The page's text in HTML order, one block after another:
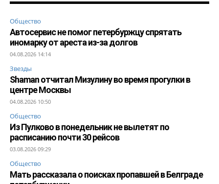
Общество
Автосервис не помог петербуржцу спрятать
иномарку от ареста из-за долгов
04.08.2026 14:14
Звезды
Shaman отчитал Мизулину во время прогулки в
центре Москвы
04.08.2026 10:50
Общество
Из Пулково в понедельник не вылетят по
расписанию почти 30 рейсов
03.08.2026 09:29
Общество
Мать рассказала о поисках пропавшей в Белграде